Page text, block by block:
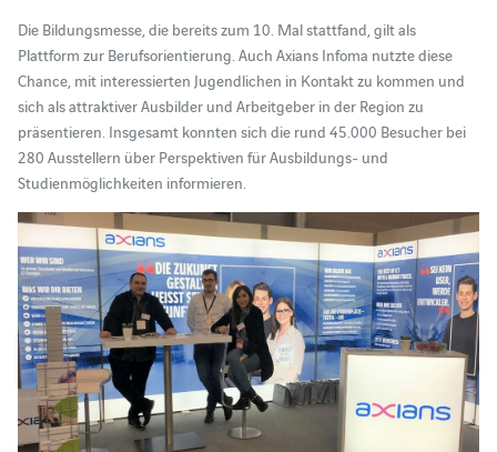
Die Bildungsmesse, die bereits zum 10. Mal stattfand, gilt als
Plattform zur Berufsorientierung. Auch Axians Infoma nutzte diese
Chance, mit interessierten Jugendlichen in Kontakt zu kommen und
sich als attraktiver Ausbilder und Arbeitgeber in der Region zu
präsentieren. Insgesamt konnten sich die rund 45.000 Besucher bei
280 Ausstellern über Perspektiven für Ausbildungs- und
Studienmöglichkeiten informieren.